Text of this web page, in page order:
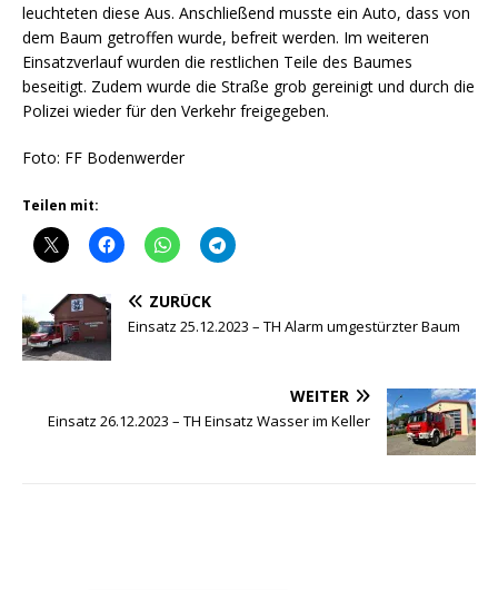
leuchteten diese Aus. Anschließend musste ein Auto, dass von
dem Baum getroffen wurde, befreit werden. Im weiteren
Einsatzverlauf wurden die restlichen Teile des Baumes
beseitigt. Zudem wurde die Straße grob gereinigt und durch die
Polizei wieder für den Verkehr freigegeben.
Foto: FF Bodenwerder
Teilen mit:
ZURÜCK
Einsatz 25.12.2023 – TH Alarm umgestürzter Baum
WEITER
Einsatz 26.12.2023 – TH Einsatz Wasser im Keller